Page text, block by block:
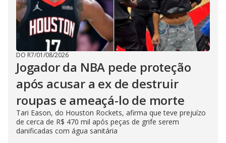
DO R7/01/08/2026
Jogador da NBA pede proteção
após acusar a ex de destruir
roupas e ameaçá-lo de morte
Tari Eason, do Houston Rockets, afirma que teve prejuízo
de cerca de R$ 470 mil após peças de grife serem
danificadas com água sanitária